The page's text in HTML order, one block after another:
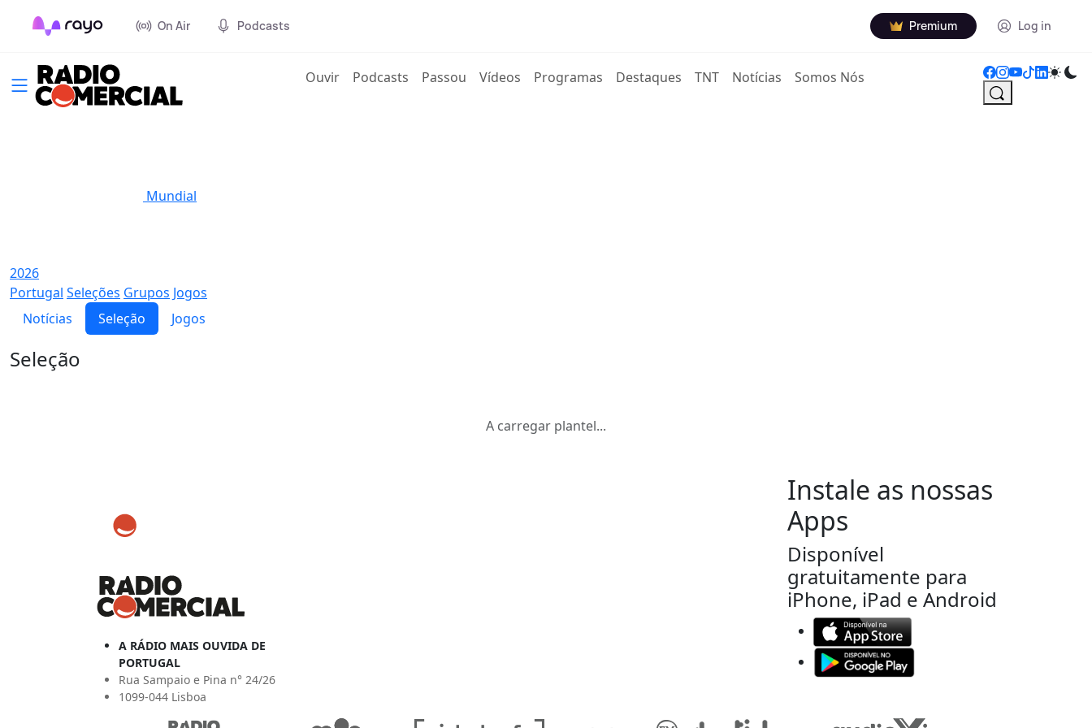
On Air Podcasts Premium Log in
Ouvir(current)
Podcasts Passou Vídeos Programas Destaques TNT Notícias Somos Nós
Mundial
2026
Portugal Seleções Grupos Jogos
Notícias
Seleção Jogos
Seleção
A carregar plantel...
A RÁDIO MAIS OUVIDA DE
PORTUGAL
Rua Sampaio e Pina n° 24/26
1099-044 Lisboa
Instale as nossas
Apps
Disponível
gratuitamente para
iPhone, iPad e Android